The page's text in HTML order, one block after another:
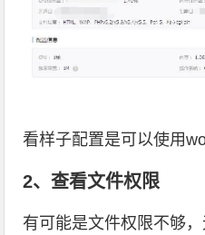
看样子配置是可以使用
2、查看文件权限
有可能是文件权限不够